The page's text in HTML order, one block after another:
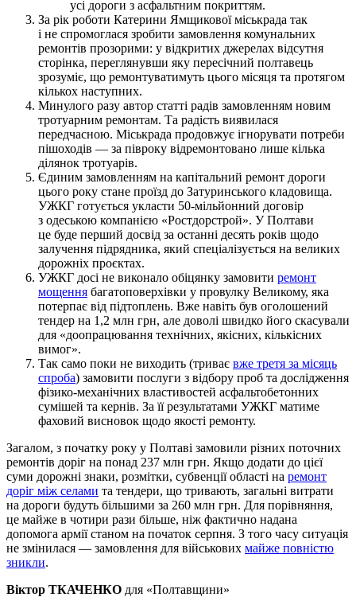
усі дороги з асфальтним покриттям.
За рік роботи Катерини Ямщикової міськрада так
і не спромоглася зробити замовлення комунальних
ремонтів прозорими: у відкритих джерелах відсутня
сторінка, переглянувши яку пересічний полтавець
зрозуміє, що ремонтуватимуть цього місяця та протягом
кількох наступних.
Минулого разу автор статті радів замовленням новим
тротуарним ремонтам. Та радість виявилася
передчасною. Міськрада продовжує ігнорувати потреби
пішоходів — за півроку відремонтовано лише кілька
ділянок тротуарів.
Єдиним замовленням на капітальний ремонт дороги
цього року стане проїзд до Затуринського кладовища.
УЖКГ готується укласти 50-мільйонний договір
з одеською компанією «Ростдорстрой». У Полтави
це буде перший досвід за останні десять років щодо
залучення підрядника, який спеціалізується на великих
дорожніх проєктах.
УЖКГ досі не виконало обіцянку замовити ремонт
мощення багатоповерхівки у провулку Великому, яка
потерпає від підтоплень. Вже навіть був оголошений
тендер на 1,2 млн грн, але доволі швидко його скасували
для «доопрацювання технічних, якісних, кількісних
вимог».
Так само поки не виходить (триває вже третя за місяць
спроба) замовити послуги з відбору проб та дослідження
фізико-механічних властивостей асфальтобетонних
сумішей та кернів. За її результатами УЖКГ матиме
фаховий висновок щодо якості ремонту.
Загалом, з початку року у Полтаві замовили різних поточних
ремонтів доріг на понад 237 млн грн. Якщо додати до цієї
суми дорожні знаки, розмітки, субвенції області на ремонт
доріг між селами та тендери, що тривають, загальні витрати
на дороги будуть більшими за 260 млн грн. Для порівняння,
це майже в чотири рази більше, ніж фактично надана
допомога армії станом на початок серпня. З того часу ситуація
не змінилася — замовлення для військових майже повністю
зникли.
Віктор ТКАЧЕНКО для «Полтавщини»